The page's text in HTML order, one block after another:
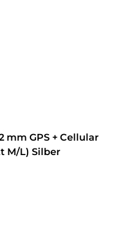
mm GPS + Cellular
M/L) Silber